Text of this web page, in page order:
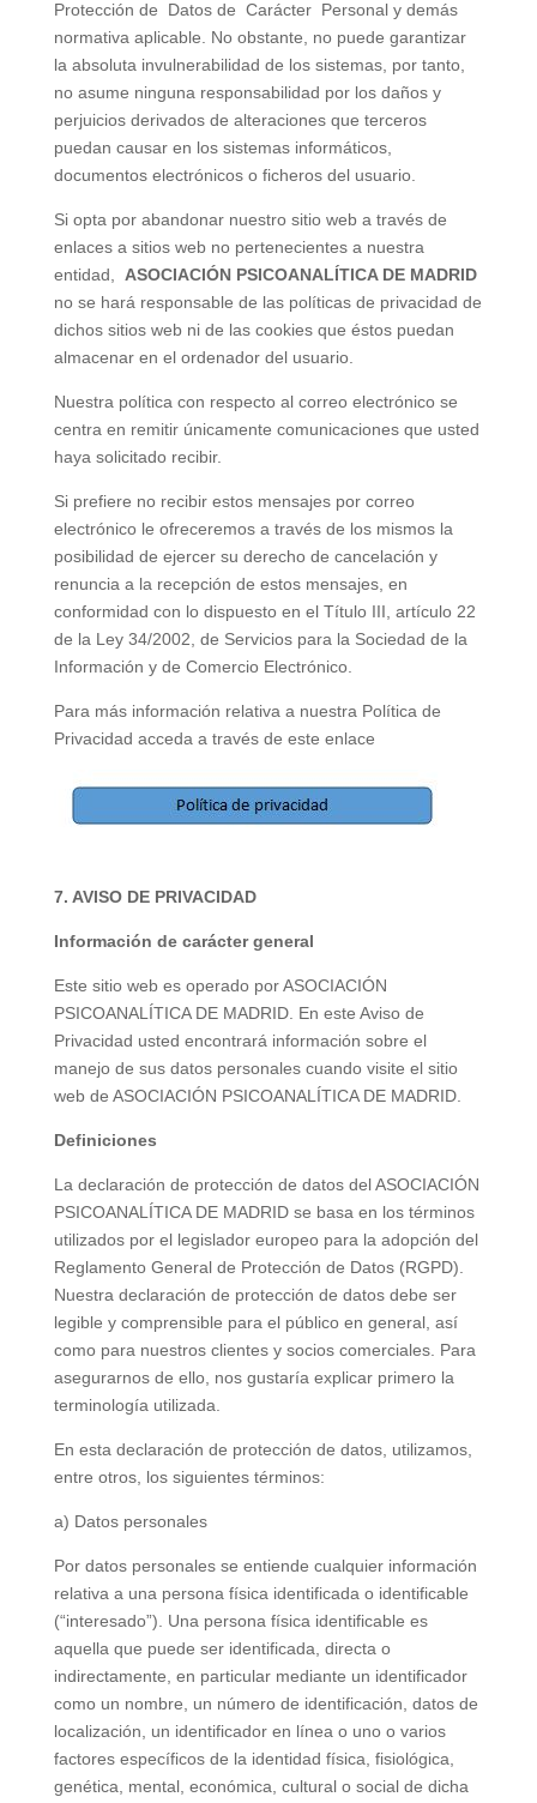
Protección de Datos de Carácter Personal y demás
normativa aplicable. No obstante, no puede garantizar
la absoluta invulnerabilidad de los sistemas, por tanto,
no asume ninguna responsabilidad por los daños y
perjuicios derivados de alteraciones que terceros
puedan causar en los sistemas informáticos,
documentos electrónicos o ficheros del usuario.
Si opta por abandonar nuestro sitio web a través de
enlaces a sitios web no pertenecientes a nuestra
entidad, ASOCIACIÓN PSICOANALÍTICA DE MADRID
no se hará responsable de las políticas de privacidad de
dichos sitios web ni de las cookiesque éstos puedan
almacenar en el ordenador del usuario.
Nuestra política con respecto al correo electrónico se
centra en remitir únicamente comunicaciones que usted
haya solicitado recibir.
Si prefiere no recibir estos mensajes por correo
electrónico le ofreceremos a través de los mismos la
posibilidad de ejercer su derecho de cancelación y
renuncia a la recepción de estos mensajes, en
conformidad con lo dispuesto en el Título III, artículo 22
de la Ley 34/2002, de Servicios para la Sociedad de la
Información y de Comercio Electrónico.
Para más información relativa a nuestra Política de
Privacidad acceda a través de este enlace
7. AVISO DE PRIVACIDAD
Información de carácter general
Este sitio web es operado por ASOCIACIÓN
PSICOANALÍTICA DE MADRID. En este Aviso de
Privacidad usted encontrará información sobre el
manejo de sus datos personales cuando visite el sitio
web de ASOCIACIÓN PSICOANALÍTICA DE MADRID.
Definiciones
La declaración de protección de datos del ASOCIACIÓN
PSICOANALÍTICA DE MADRID se basa en los términos
utilizados por el legislador europeo para la adopción del
Reglamento General de Protección de Datos (RGPD).
Nuestra declaración de protección de datos debe ser
legible y comprensible para el público en general, así
como para nuestros clientes y socios comerciales. Para
asegurarnos de ello, nos gustaría explicar primero la
terminología utilizada.
En esta declaración de protección de datos, utilizamos,
entre otros, los siguientes términos:
a) Datos personales
Por datos personales se entiende cualquier información
relativa a una persona física identificada o identificable
(“interesado”). Una persona física identificable es
aquella que puede ser identificada, directa o
indirectamente, en particular mediante un identificador
como un nombre, un número de identificación, datos de
localización, un identificador en línea o uno o varios
factores específicos de la identidad física, fisiológica,
genética, mental, económica, cultural o social de dicha